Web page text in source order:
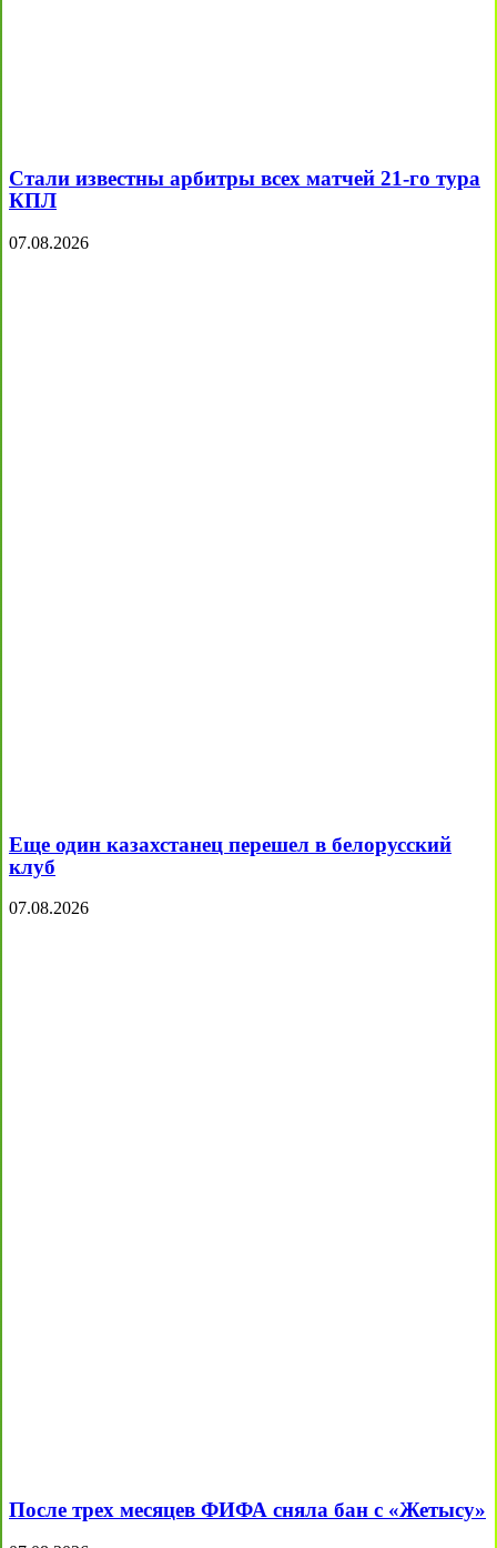
Стали известны арбитры всех матчей 21-го тура
КПЛ
07.08.2026
Еще один казахстанец перешел в белорусский
клуб
07.08.2026
После трех месяцев ФИФА сняла бан с «Жетысу»